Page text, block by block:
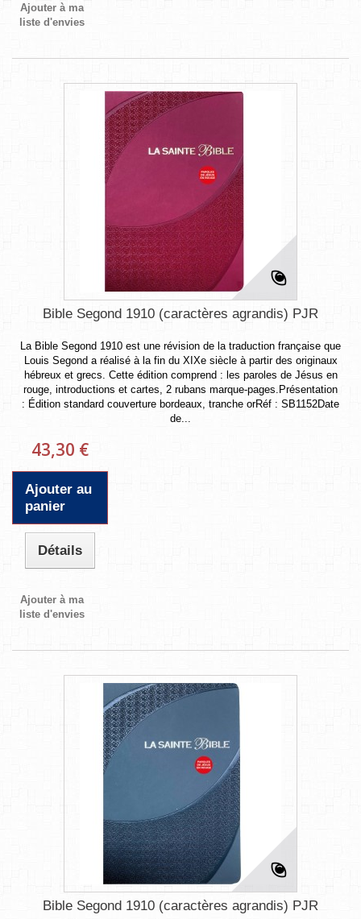
Ajouter à ma
liste d'envies
Bible Segond 1910 (caractères agrandis) PJR
La Bible Segond 1910 est une révision de la traduction française que
Louis Segond a réalisé à la fin du XIXe siècle à partir des originaux
hébreux et grecs. Cette édition comprend : les paroles de Jésus en
rouge, introductions et cartes, 2 rubans marque-pages.Présentation
: Édition standard couverture bordeaux, tranche orRéf : SB1152Date
de...
43,30 €
Ajouter au
panier
Détails
Ajouter à ma
liste d'envies
Bible Segond 1910 (caractères agrandis) PJR